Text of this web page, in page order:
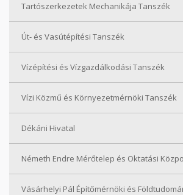
Tartószerkezetek Mechanikája Tanszék
Út- és Vasútépítési Tanszék
Vízépítési és Vízgazdálkodási Tanszék
Vízi Közmű és Környezetmérnöki Tanszék
Dékáni Hivatal
Németh Endre Mérőtelep és Oktatási
Vásárhelyi Pál Építőmérnöki és